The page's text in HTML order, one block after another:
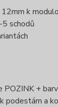
k
schodů
POZINK +
podestám a